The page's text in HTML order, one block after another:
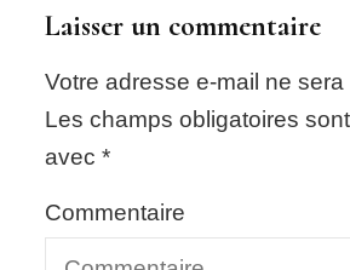
Laisser un commentaire
Votre adresse e-mail ne
Les champs obligatoires
avec*
Commentaire